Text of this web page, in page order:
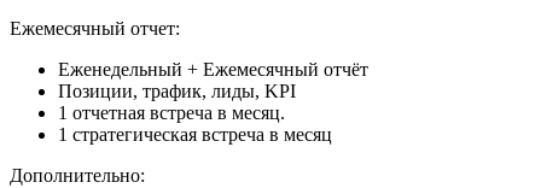
Ежемесячный отчет:
Еженедельный + Ежемесячный отчёт
Позиции, трафик, лиды, KPI
1 отчетная встреча в месяц.
1 стратегическая встреча в месяц
Дополнительно: